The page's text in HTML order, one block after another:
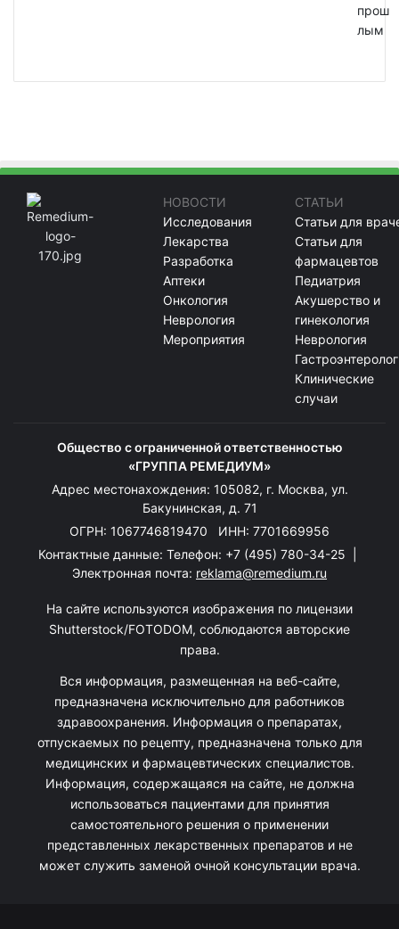
прош
лым
НОВОСТИ
Исследования
Лекарства
Разработка
Аптеки
Онкология
Неврология
Мероприятия
СТАТЬИ
Статьи для
Статьи для
фармацевтов
Педиатрия
Акушерство и
гинекология
Неврология
Клинические
случаи
Общество с ограниченной ответственностью
«ГРУППА РЕМЕДИУМ»
Адрес местонахождения: 105082, г. Москва, ул.
Бакунинская, д. 71
ОГРН: 1067746819470 ИНН: 7701669956
Контактные данные: Телефон: +7 (495) 780-34-25
Электронная почта: reklama@remedium.ru
На сайте используются изображения по лицензии
Shutterstock/FOTODOM, соблюдаются авторские
права.
Вся информация, размещенная на веб-сайте,
предназначена исключительно для работников
здравоохранения. Информация о препаратах,
отпускаемых по рецепту, предназначена только для
медицинских и фармацевтических специалистов.
Информация, содержащаяся на сайте, не должна
использоваться пациентами для принятия
самостоятельного решения о применении
представленных лекарственных препаратов и не
может служить заменой очной консультации врача.